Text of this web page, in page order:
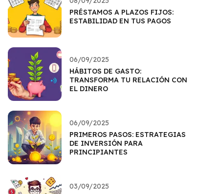
PRÉSTAMOS A PLAZOS FIJOS:
ESTABILIDAD EN TUS PAGOS
06/09/2025
HÁBITOS DE GASTO:
TRANSFORMA TU RELACIÓN CON
EL DINERO
06/09/2025
PRIMEROS PASOS: ESTRATEGIAS
DE INVERSIÓN PARA
PRINCIPIANTES
03/09/2025